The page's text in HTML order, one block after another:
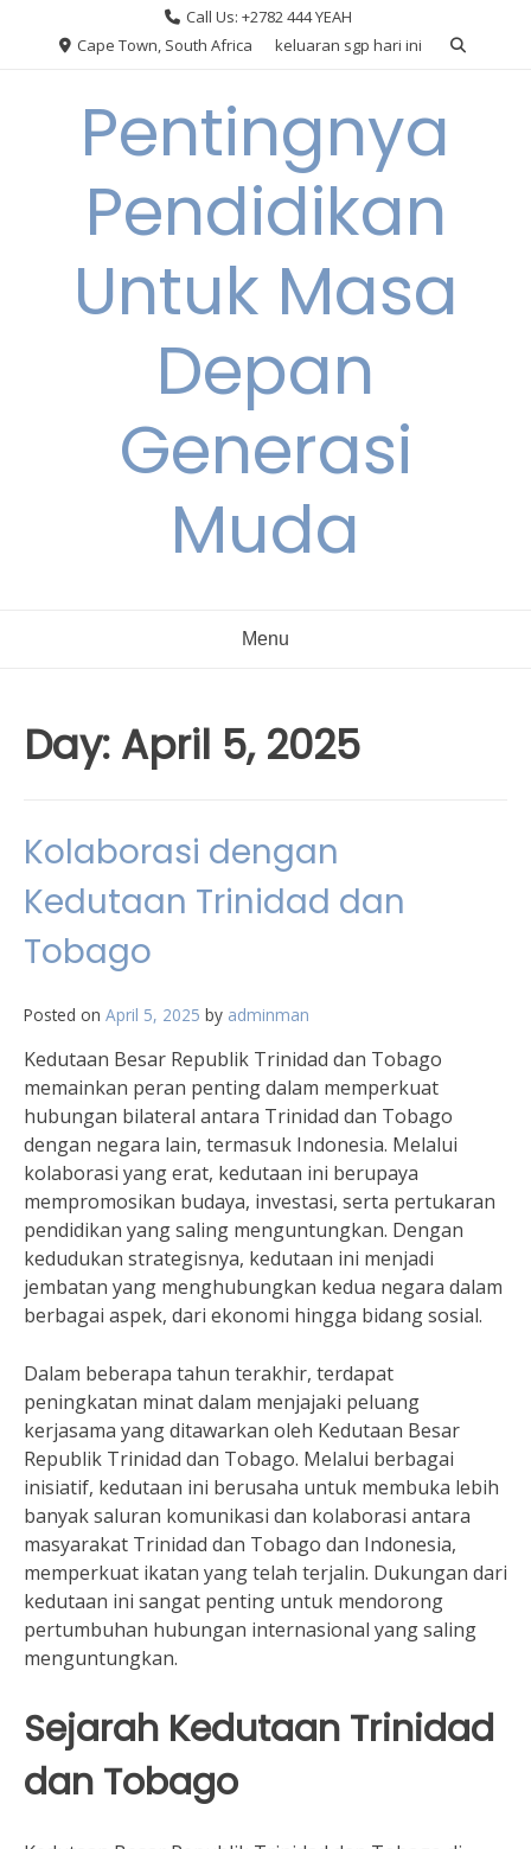
Call Us: +2782 444 YEAH
Cape Town, South Africa
keluaran sgp hari ini
Pentingnya
Pendidikan
Untuk Masa
Depan
Generasi
Muda
Menu
Day: April 5, 2025
Kolaborasi dengan
Kedutaan Trinidad dan
Tobago
Posted on April 5, 2025 by adminman
Kedutaan Besar Republik Trinidad dan Tobago
memainkan peran penting dalam memperkuat
hubungan bilateral antara Trinidad dan Tobago
dengan negara lain, termasuk Indonesia. Melalui
kolaborasi yang erat, kedutaan ini berupaya
mempromosikan budaya, investasi, serta pertukaran
pendidikan yang saling menguntungkan. Dengan
kedudukan strategisnya, kedutaan ini menjadi
jembatan yang menghubungkan kedua negara dalam
berbagai aspek, dari ekonomi hingga bidang sosial.
Dalam beberapa tahun terakhir, terdapat
peningkatan minat dalam menjajaki peluang
kerjasama yang ditawarkan oleh Kedutaan Besar
Republik Trinidad dan Tobago. Melalui berbagai
inisiatif, kedutaan ini berusaha untuk membuka lebih
banyak saluran komunikasi dan kolaborasi antara
masyarakat Trinidad dan Tobago dan Indonesia,
memperkuat ikatan yang telah terjalin. Dukungan dari
kedutaan ini sangat penting untuk mendorong
pertumbuhan hubungan internasional yang saling
menguntungkan.
Sejarah Kedutaan Trinidad
dan Tobago